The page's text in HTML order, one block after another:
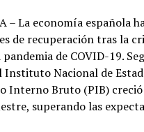
– La economía española
de recuperación tras la
de COVID-19.
Instituto Nacional de
Interno Bruto (PIB)
superando las